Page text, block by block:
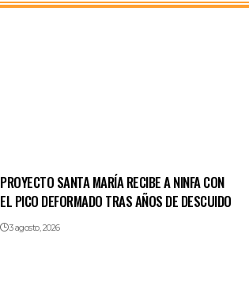
PROYECTO SANTA MARÍA RECIBE A NINFA CON
EL PICO DEFORMADO TRAS AÑOS DE DESCUIDO
3 agosto, 2026